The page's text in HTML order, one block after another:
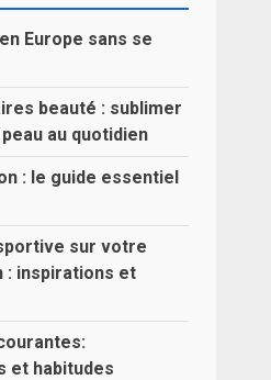
Europe sans se
beauté : sublimer
au quotidien
: le guide essentiel
sur votre
: inspirations et
et habitudes